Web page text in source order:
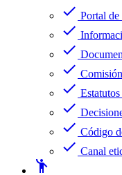
check Portal de
check
check
check
check
check
check Código
check Canal
emoji_people